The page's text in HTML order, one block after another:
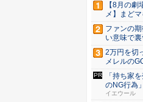
【8月の劇
メ】まど
年ぶり...
ファンの
い意味で
来栄え！...
2万円を切
メレルの
E...
「持ち家
のNG行為
るだけ...
イエウール